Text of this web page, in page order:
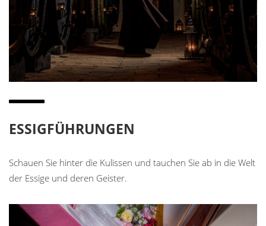
ESSIGFÜHRUNGEN
Schauen Sie hinter die Kulissen und tauchen Sie ab in die Welt
der Essige und deren Geister.